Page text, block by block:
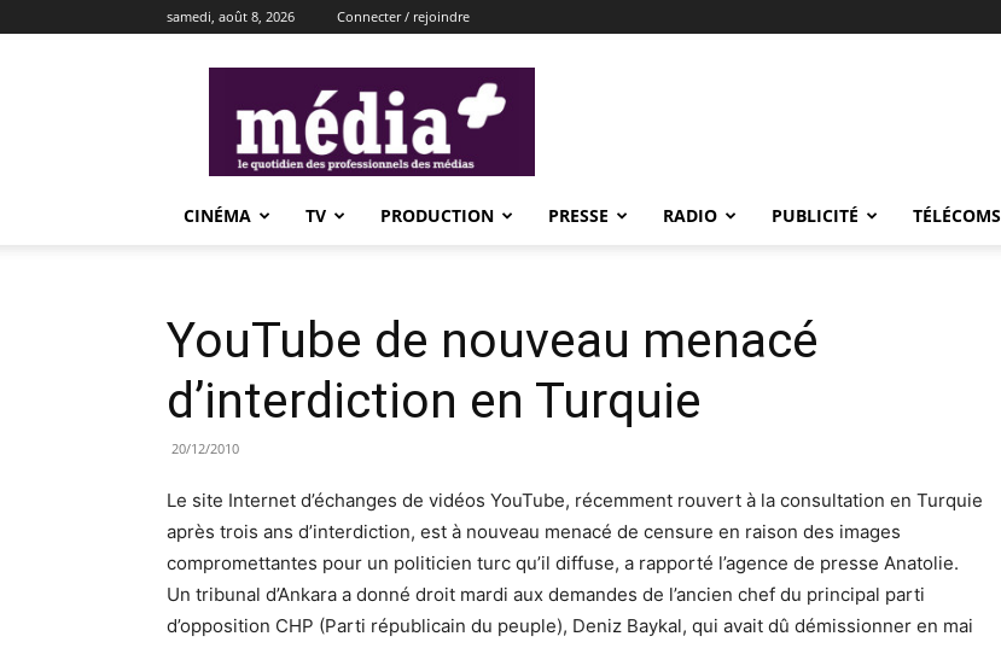
samedi, août 8, 2026 Connecter / rejoindre
CINÉMA TV PRODUCTION PRESSE RADIO PUBLICITÉ TÉLÉCOMS
YouTube de nouveau menacé
d’interdiction en Turquie
20/12/2010
Le site Internet d’échanges de vidéos YouTube, récemment rouvert à la consultation en Turquie
après trois ans d’interdiction, est à nouveau menacé de censure en raison des images
compromettantes pour un politicien turc qu’il diffuse, a rapporté l’agence de presse Anatolie.
Un tribunal d’Ankara a donné droit mardi aux demandes de l’ancien chef du principal parti
d’opposition CHP (Parti républicain du peuple), Deniz Baykal, qui avait dû démissionner en mai